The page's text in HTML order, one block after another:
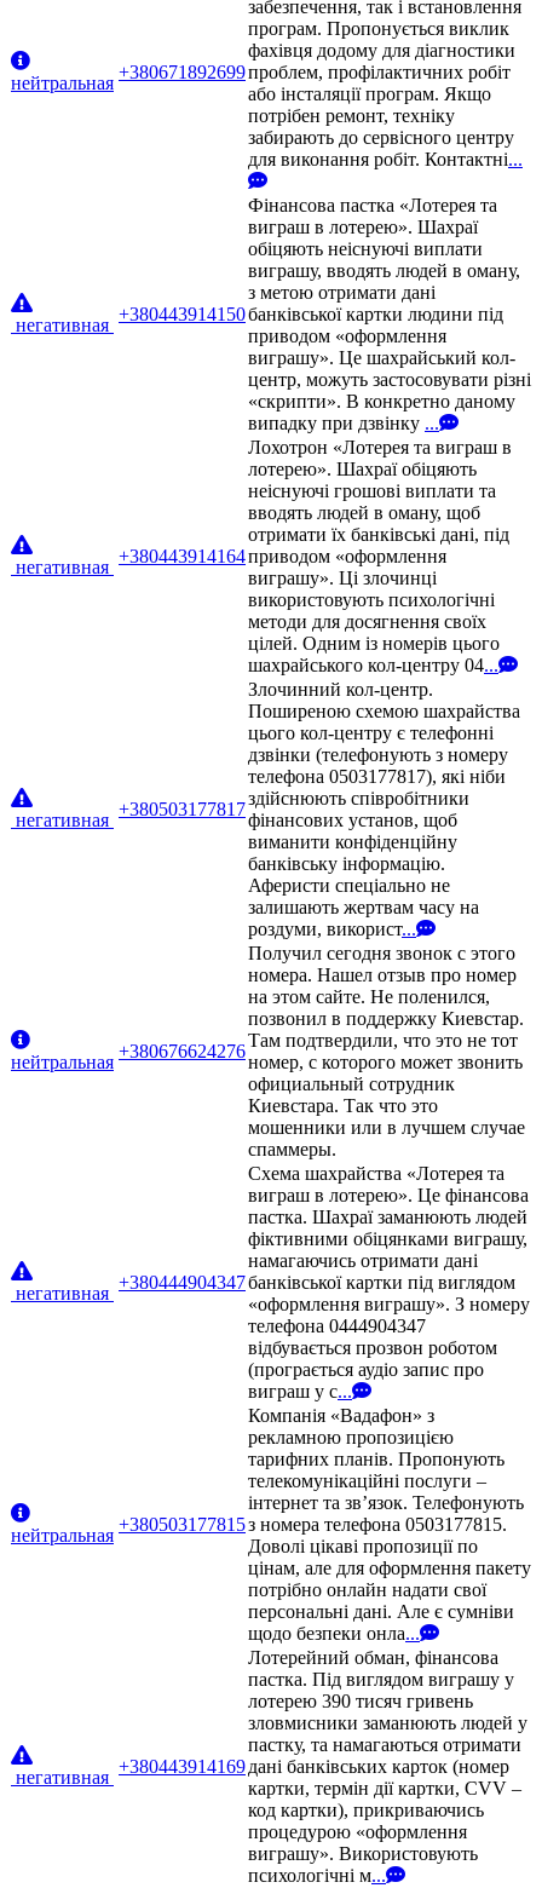
нейтральная
+380671892699
забезпечення, так і встановлення
програм. Пропонується виклик
фахівця додому для діагностики
проблем, профілактичних робіт
або інсталяції програм. Якщо
потрібен ремонт, техніку
забирають до сервісного центру
для виконання робіт. Контактні...
негативная
+380443914150
Фінансова пастка «Лотерея та
виграш в лотерею». Шахраї
обіцяють неіснуючі виплати
виграшу, вводять людей в оману,
з метою отримати дані
банківської картки людини під
приводом «оформлення
виграшу». Це шахрайський кол-
центр, можуть застосовувати різні
«скрипти». В конкретно даному
випадку при дзвінку ...
негативная
+380443914164
Лохотрон «Лотерея та виграш в
лотерею». Шахраї обіцяють
неіснуючі грошові виплати та
вводять людей в оману, щоб
отримати їх банківські дані, під
приводом «оформлення
виграшу». Ці злочинці
використовують психологічні
методи для досягнення своїх
цілей. Одним із номерів цього
шахрайського кол-центру 04...
негативная
+380503177817
Злочинний кол-центр.
Поширеною схемою шахрайства
цього кол-центру є телефонні
дзвінки (телефонують з номеру
телефона 0503177817), які ніби
здійснюють співробітники
фінансових установ, щоб
виманити конфіденційну
банківську інформацію.
Аферисти спеціально не
залишають жертвам часу на
роздуми, використ...
нейтральная
+380676624276
Получил сегодня звонок с этого
номера. Нашел отзыв про номер
на этом сайте. Не поленился,
позвонил в поддержку Киевстар.
Там подтвердили, что это не тот
номер, с которого может звонить
официальный сотрудник
Киевстара. Так что это
мошенники или в лучшем случае
спаммеры.
негативная
+380444904347
Схема шахрайства «Лотерея та
виграш в лотерею». Це фінансова
пастка. Шахраї заманюють людей
фіктивними обіцянками виграшу,
намагаючись отримати дані
банківської картки під виглядом
«оформлення виграшу». З номеру
телефона 0444904347
відбувається прозвон роботом
(програється аудіо запис про
виграш у с...
нейтральная
+380503177815
Компанія «Вадафон» з
рекламною пропозицією
тарифних планів. Пропонують
телекомунікаційні послуги –
інтернет та зв’язок. Телефонують
з номера телефона 0503177815.
Доволі цікаві пропозиції по
цінам, але для оформлення пакету
потрібно онлайн надати свої
персональні дані. Але є сумніви
щодо безпеки онла...
негативная
+380443914169
Лотерейний обман, фінансова
пастка. Під виглядом виграшу у
лотерею 390 тисяч гривень
зловмисники заманюють людей у
пастку, та намагаються отримати
дані банківських карток (номер
картки, термін дії картки, CVV –
код картки), прикриваючись
процедурою «оформлення
виграшу». Використовують
психологічні м...